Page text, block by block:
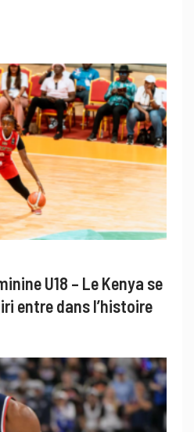
U18 – Le Kenya se
entre dans l’histoire